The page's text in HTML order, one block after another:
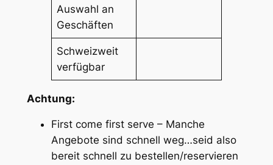
Auswahl an
Geschäften
Schweizweit
verfügbar
Achtung:
First come first serve – Manche
Angebote sind schnell weg…seid also
bereit schnell zu bestellen/reservieren